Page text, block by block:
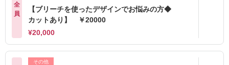
全
員
【ブリーチを使ったデザインでお悩みの方◆
カットあり】 ￥20000
¥20,000
その他